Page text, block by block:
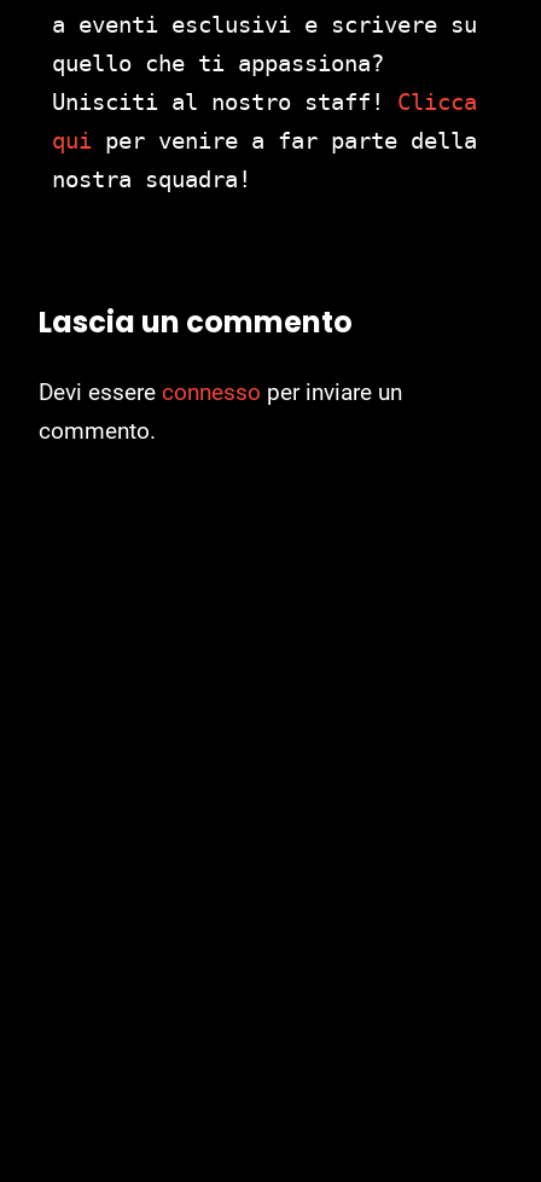
a eventi esclusivi e scrivere su
quello che ti appassiona?
Unisciti al nostro staff! Clicca
qui per venire a far parte della
nostra squadra!
Lascia un commento
Devi essere connesso per inviare un
commento.